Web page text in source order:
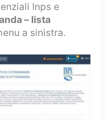
Inps e
– lista
a sinistra.